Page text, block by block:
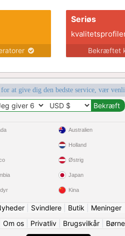
Seriøs
Bekræftet
at give dig den bedste service, vær
Australien
Holland
Østrig
Japan
Kina
| Svindlere| Butik
Meninger
Om os Privatliv Brugsvilkår